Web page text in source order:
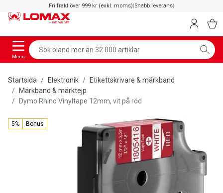
Fri frakt över 999 kr (exkl. moms)|Snabb leverans|
Menu
Startsida Elektronik
Etikettskrivare & märkband
Märkband & märktejp
Dymo Rhino Vinyltape 12mm, vit på röd
5% Bonus